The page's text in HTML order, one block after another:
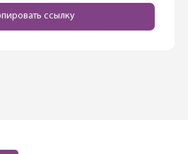
ссылку